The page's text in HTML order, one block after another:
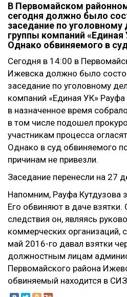
В Первомайском
сегодня должно было
заседание по уголовному
группы компаний «Единая
Однако обвиняемого в
Сегодня в 14:00 в
Ижевска должно было
заседание по уголовному
компаний «Единая УК»
в назначенное время
в том числе подошел
участникам процесса
Однако в суд обвиняемого
причинам не привезли.
Заседание перенесли на 27
Напомним, Рауфа Кутдузова
Его обвиняют в даче взятки.
следствия он, являясь
коммерческих организаций,
май 2016-го давал взятки
должностным лицам
Первомайского района
обвиняемый находится в